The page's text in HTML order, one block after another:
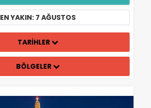
EN YAKIN: 7 AĞUSTOS
TARİHLER
BÖLGELER